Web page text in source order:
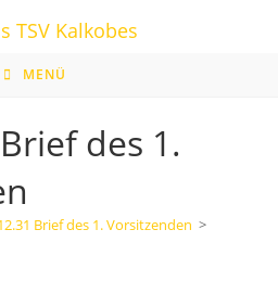
MENÜ
des 1.
Brief des 1. Vorsitzenden >